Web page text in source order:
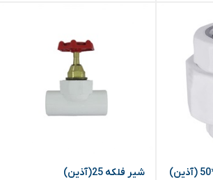
شیر فلکه 25(آذین)